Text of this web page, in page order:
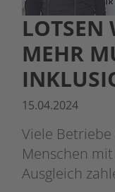
LOTSEN
MEHR
15.04.2024
Viele
Menschen
Ausgleich